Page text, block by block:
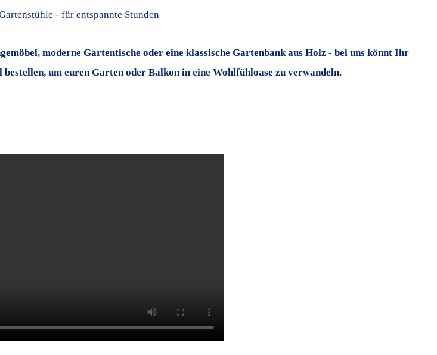
- für entspannte Stunden
moderne Gartentische oder eine klassische Gartenbank aus Holz - bei uns könnt Ihr
bestellen, um euren Garten oder Balkon in eine Wohlfühloase zu verwandeln.